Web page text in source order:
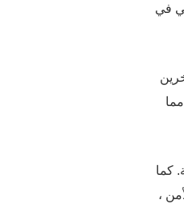
في
كما
،